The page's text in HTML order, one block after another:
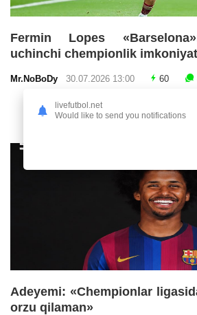
Fermin Lopes
uchinchi chempionlik
Mr.NoBoDy 30.07.2026 13:00 60
Adeyemi: «Chempionlar
orzu qilaman»
livefutbol.net
Would like to send you notifications